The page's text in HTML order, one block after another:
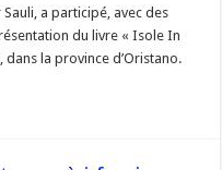
a participé, avec des
du livre « Isole In
la province d’Oristano.